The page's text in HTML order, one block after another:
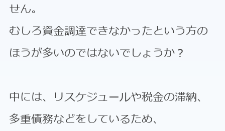
せん。
むしろ資金調達できなかったという方の
ほうが多いのではないでしょうか？
中には、リスケジュールや税金の滞納、
多重債務などをしているため、